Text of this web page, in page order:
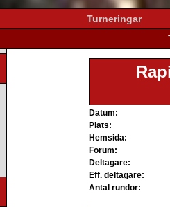
Turneringar
Datum:
Plats:
Hemsida:
Forum:
Deltagare:
Eff. deltagare:
Antal rundor: